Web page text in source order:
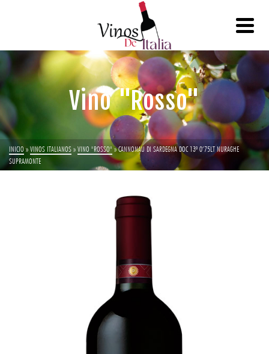
Vino "Rosso"
INICIO»VINOS ITALIANOS»VINO "ROSSO" »CANNONAU DI SARDEGNA DOC 13º 0’75LT NURAGHE
SUPRAMONTE